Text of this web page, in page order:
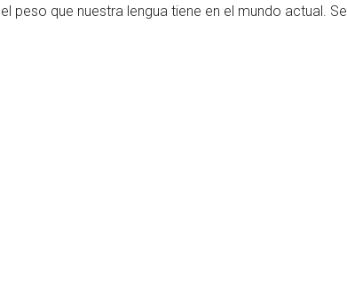
peso que nuestra lengua tiene en el mundo actual. Se